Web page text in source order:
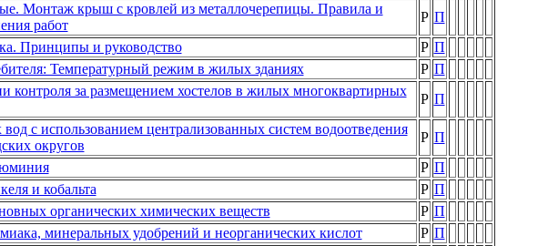
Монтаж крыш с кровлей из металлочерепицы. Правила и
работ
Р П
Принципы и руководство Р П
Температурный режим в жилых зданиях Р П
контроля за размещением хостелов в жилых многоквартирных
Р П
с использованием централизованных систем водоотведения
округов
Р П
Р П
и кобальта Р П
органических химических веществ Р П
минеральных удобрений и неорганических кислот Р П